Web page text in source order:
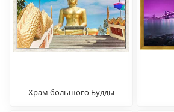
Храм большого Будды